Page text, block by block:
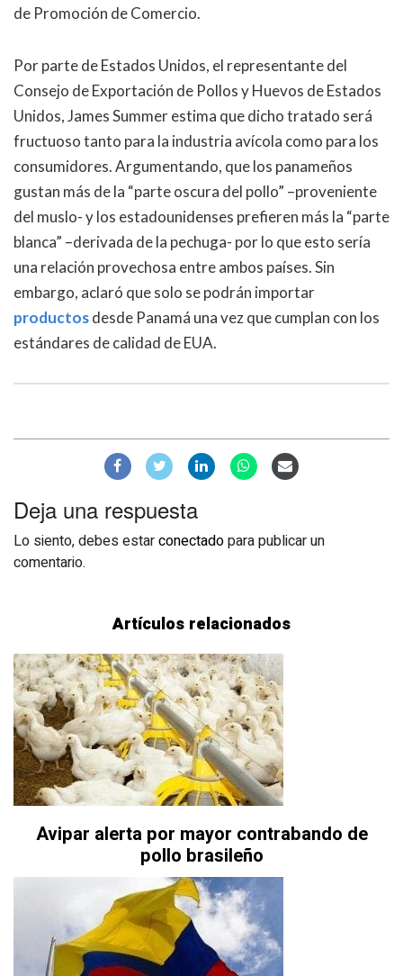
de Promoción de Comercio.
Por parte de Estados Unidos, el representante del
Consejo de Exportación de Pollos y Huevos de Estados
Unidos, James Summer estima que dicho tratado será
fructuoso tanto para la industria avícola como para los
consumidores. Argumentando, que los panameños
gustan más de la “parte oscura del pollo” –proveniente
del muslo- y los estadounidenses prefieren más la “parte
blanca” –derivada de la pechuga- por lo que esto sería
una relación provechosa entre ambos países. Sin
embargo, aclaró que solo se podrán importar
productosdesde Panamá una vez que cumplan con los
estándares de calidad de EUA.
Deja una respuesta
Lo siento, debes estarconectadopara publicar un
comentario.
Artículos relacionados
Avipar alerta por mayor contrabando de
pollo brasileño